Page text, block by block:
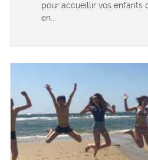
pour accueillir vos enfants
en...